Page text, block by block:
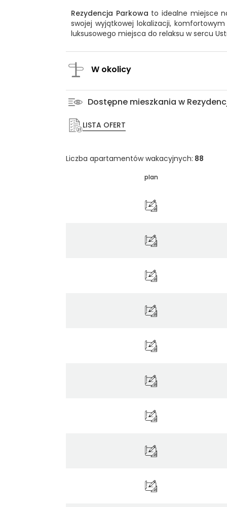
Rezydencja Parkowa to idealne miejsce
swojej wyjątkowej lokalizacji,
luksusowego miejsca do relaksu w sercu
W okolicy
Dostępne mieszkania w
LISTA OFERT
Liczba apartamentów wakacyjnych: 88
plan